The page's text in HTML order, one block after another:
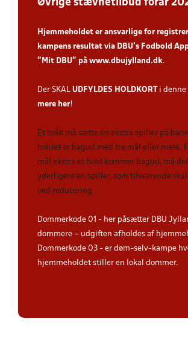
Øvrige stævnetilbud forår
Hjemmeholdet er ansvarlige for
kampens resultat via DBU’s Fodbold
”Mit DBU” på www.dbujylland.dk.
Der SKAL UDFYLDES HOLDKORTi denne
mere her!
Et hold må sætte én ekstra spiller på
holdet er bagud med tre mål eller mere.
mål ekstra et hold kommer bagud, må
yderligere en spiller, som tilsvarende skal
ved reducering
Dommerkode 01 - her påsætter DBU
dommere – udgiften afholdes af
Dommerkode 03 - er døm-selv-kampe
hjemmeholdet stiller en lokal dommer.